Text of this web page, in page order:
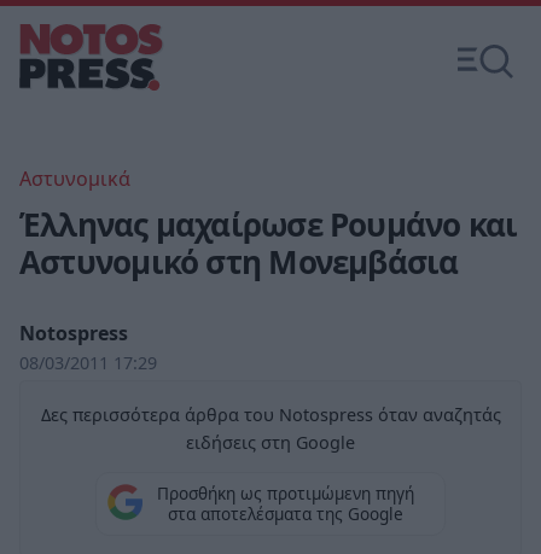
Αστυνομικά
Έλληνας μαχαίρωσε Ρουμάνο και
Αστυνομικό στη Μονεμβάσια
Notospress
08/03/2011 17:29
Δες περισσότερα άρθρα του Notospress όταν αναζητάς
ειδήσεις στη Google
Προσθήκη ως προτιμώμενη πηγή
στα αποτελέσματα της Google